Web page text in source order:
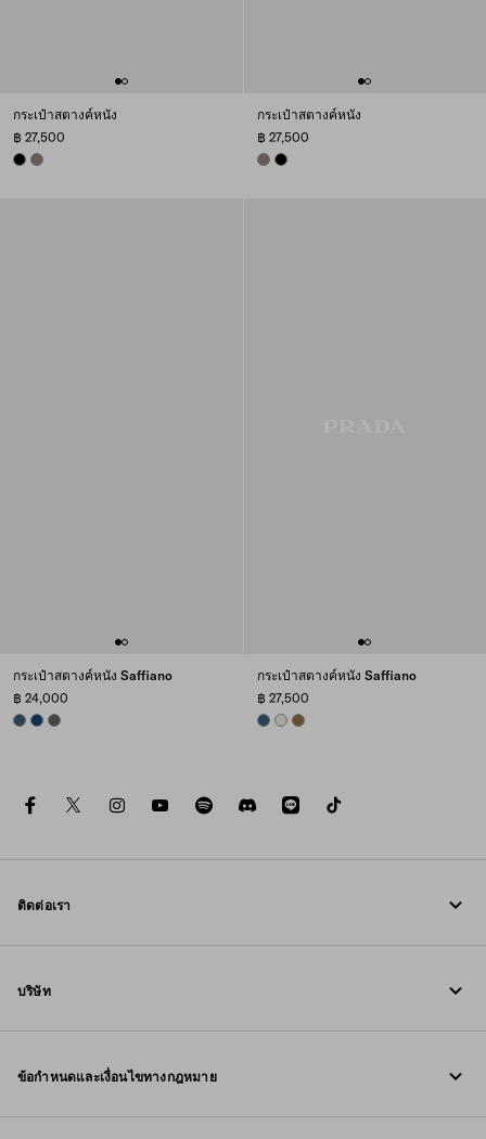
กระเป๋าสตางค์หนัง
฿ 27,500
BLACKBAMBOO GRAY
กระเป๋าสตางค์หนัง
฿ 27,500
BAMBOO GRAY
BLACK
กระเป๋าสตางค์หนัง Saffiano
฿ 24,000
AVIATION BLUE
BALTIC BLUE
SMOKY GRAY
กระเป๋าสตางค์หนัง Saffiano
฿ 27,500
AVIATION BLUE
CHALK WHITE
LODEN GREEN
facebooktwitterinstagramyoutubespotifydiscord
line
ติดต่อเรา
บริษัท
ข้อกำหนดและเงื่อนไขทางกฎหมาย